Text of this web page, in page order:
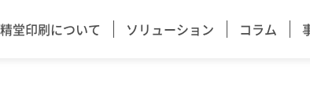
堂印刷について ソリューション コラム